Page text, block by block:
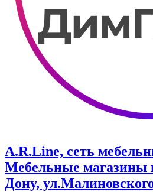
A.R.Line, сеть
Мебельные магазины
Дону,